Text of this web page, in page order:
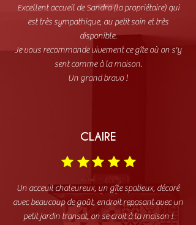
Excellent accueil de Sandra (la propriétaire) qui
est très sympathique, au petit soin et très
disponible.
Je vous recommande vivement ce gîte où on s'y
sent comme à la maison.
Un grand bravo !
CLAIRE
Un acceuil chaleureux, un gîte spatieux, décoré
avec beaucoup de goût, endroit reposant avec un
petit jardin transat, on se croit à la maison !